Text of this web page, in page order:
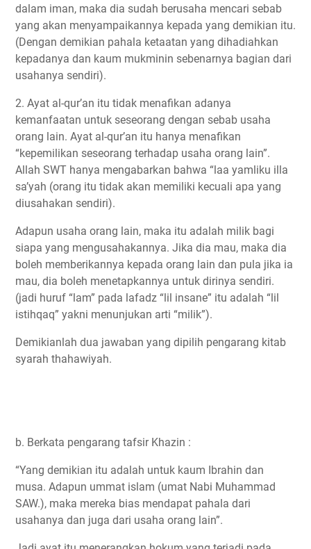
dalam iman, maka dia sudah berusaha mencari sebab
yang akan menyampaikannya kepada yang demikian itu.
(Dengan demikian pahala ketaatan yang dihadiahkan
kepadanya dan kaum mukminin sebenarnya bagian dari
usahanya sendiri).
2. Ayat al-qur’an itu tidak menafikan adanya
kemanfaatan untuk seseorang dengan sebab usaha
orang lain. Ayat al-qur’an itu hanya menafikan
“kepemilikan seseorang terhadap usaha orang lain”.
Allah SWT hanya mengabarkan bahwa “laa yamliku illa
sa’yah (orang itu tidak akan memiliki kecuali apa yang
diusahakan sendiri).
Adapun usaha orang lain, maka itu adalah milik bagi
siapa yang mengusahakannya. Jika dia mau, maka dia
boleh memberikannya kepada orang lain dan pula jika ia
mau, dia boleh menetapkannya untuk dirinya sendiri.
(jadi huruf “lam” pada lafadz “lil insane” itu adalah “lil
istihqaq” yakni menunjukan arti “milik”).
Demikianlah dua jawaban yang dipilih pengarang kitab
syarah thahawiyah.
b. Berkata pengarang tafsir Khazin :
“Yang demikian itu adalah untuk kaum Ibrahin dan
musa. Adapun ummat islam (umat Nabi Muhammad
SAW.), maka mereka bias mendapat pahala dari
usahanya dan juga dari usaha orang lain”.